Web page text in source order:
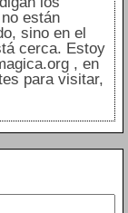
están
sino en el
cerca. Estoy
, en
para visitar,